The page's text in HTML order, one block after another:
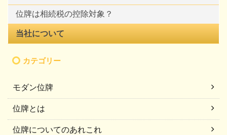
位牌は相続税の控除対象？
当社について
カテゴリー
モダン位牌
位牌とは
位牌についてのあれこれ